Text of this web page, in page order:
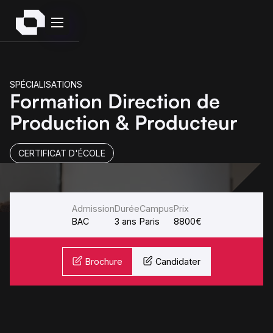
SPÉCIALISATIONS
Formation Direction de
Production & Producteur
CERTIFICAT D'ÉCOLE
Admission
BAC
Durée
3 ans
Campus
Paris
Prix
8800€
Brochure Candidater